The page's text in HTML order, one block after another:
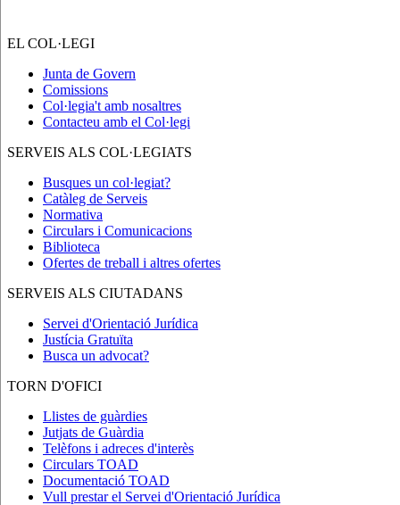
EL COL·LEGI
Junta de Govern
Comissions
Col·legia't amb nosaltres
Contacteu amb el Col·legi
SERVEIS ALS COL·LEGIATS
Busques un col·legiat?
Catàleg de Serveis
Normativa
Circulars i Comunicacions
Biblioteca
Ofertes de treball i altres ofertes
SERVEIS ALS CIUTADANS
Servei d'Orientació Jurídica
Justícia Gratuïta
Busca un advocat?
TORN D'OFICI
Llistes de guàrdies
Jutjats de Guàrdia
Telèfons i adreces d'interès
Circulars TOAD
Documentació TOAD
Vull prestar el Servei d'Orientació Jurídica